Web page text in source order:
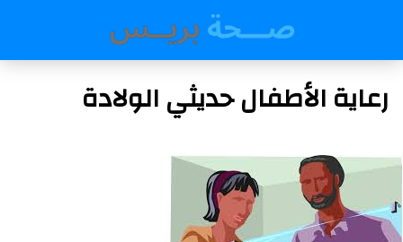
رعاية الأطفال حديثي الولادة